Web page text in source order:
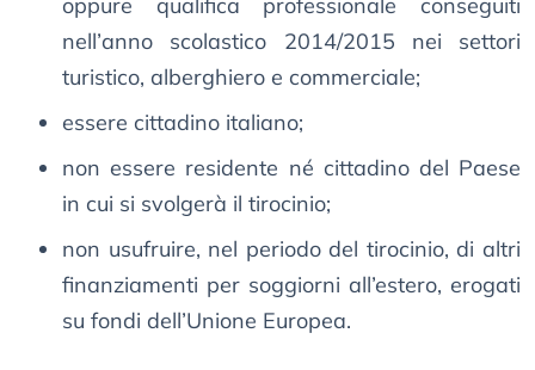
oppure qualifica professionale conseguiti
nell’anno scolastico 2014/2015 nei settori
turistico, alberghiero e commerciale;
essere cittadino italiano;
non essere residente né cittadino del Paese
in cui si svolgerà il tirocinio;
non usufruire, nel periodo del tirocinio, di altri
finanziamenti per soggiorni all’estero, erogati
su fondi dell’Unione Europea.